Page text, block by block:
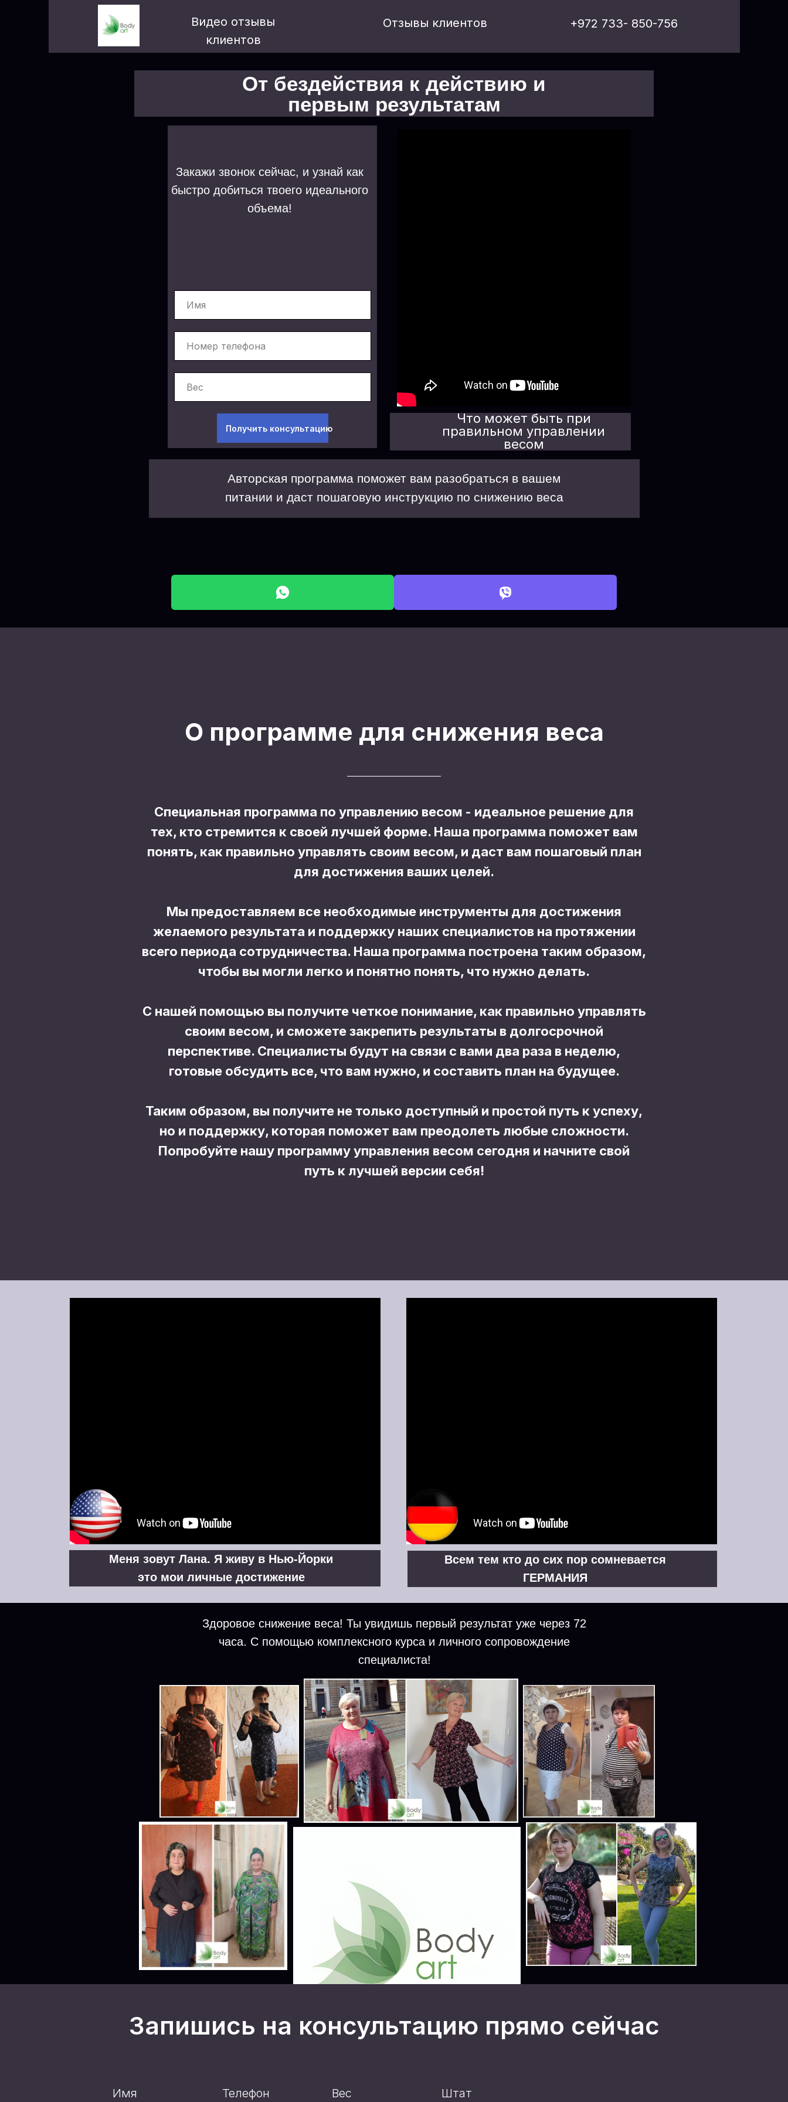
От бездействия к действию и
первым результатам
Авторская программа поможет вам разобраться в вашем
питании и даст пошаговую инструкцию по снижению веса
Что может быть при
правильном управлении
весом
Получить консультацию
Закажи звонок сейчас, и узнай как
быстро добиться твоего идеального
объема!
Видео отзывы
клиентов
Отзывы клиентов +972 733- 850-756
O программе для снижения веса
Специальная программа по управлению весом - идеальное решение для
тех, кто стремится к своей лучшей форме. Наша программа поможет вам
понять, как правильно управлять своим весом, и даст вам пошаговый план
для достижения ваших целей.
Мы предоставляем все необходимые инструменты для достижения
желаемого результата и поддержку наших специалистов на протяжении
всего периода сотрудничества. Наша программа построена таким образом,
чтобы вы могли легко и понятно понять, что нужно делать.
С нашей помощью вы получите четкое понимание, как правильно управлять
своим весом, и сможете закрепить результаты в долгосрочной
перспективе. Специалисты будут на связи с вами два раза в неделю,
готовые обсудить все, что вам нужно, и составить план на будущее.
Таким образом, вы получите не только доступный и простой путь к успеху,
но и поддержку, которая поможет вам преодолеть любые сложности.
Попробуйте нашу программу управления весом сегодня и начните свой
путь к лучшей версии себя!
Меня зовут Лана. Я живу в Нью-Йорки
это мои личные достижение
Всем тем кто до сих пор сомневается
ГЕРМАНИЯ
Здоровое снижение веса! Ты увидишь первый результат уже через 72
часа. С помощью комплексного курса и личного сопровождение
специалиста!
Запишись на консультацию прямо сейчас
Имя Телефон Вес Штат